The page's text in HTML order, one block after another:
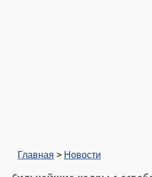
Главная > Новости